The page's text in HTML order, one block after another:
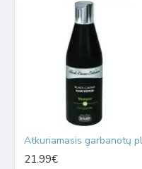
21.99€